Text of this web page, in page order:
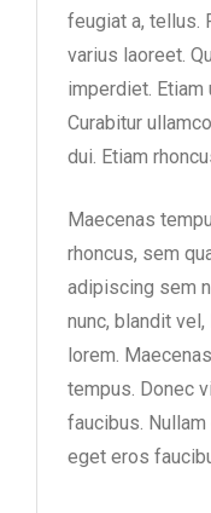
feugiat a, tellus.
varius laoreet.
imperdiet. Etiam
Curabitur
dui. Etiam
Maecenas
rhoncus, sem
adipiscing sem
nunc, blandit
lorem.
tempus. Donec
faucibus.
eget eros